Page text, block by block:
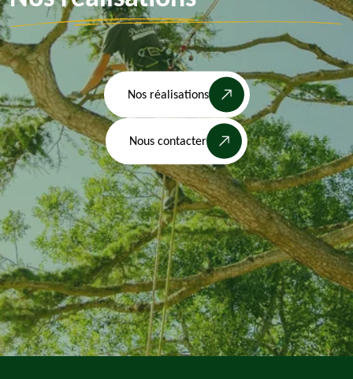
Nos réalisations
Nous contacter